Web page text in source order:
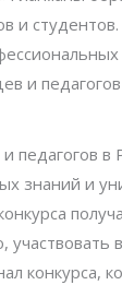
и
и
педагогов
знаний и
конкурса,